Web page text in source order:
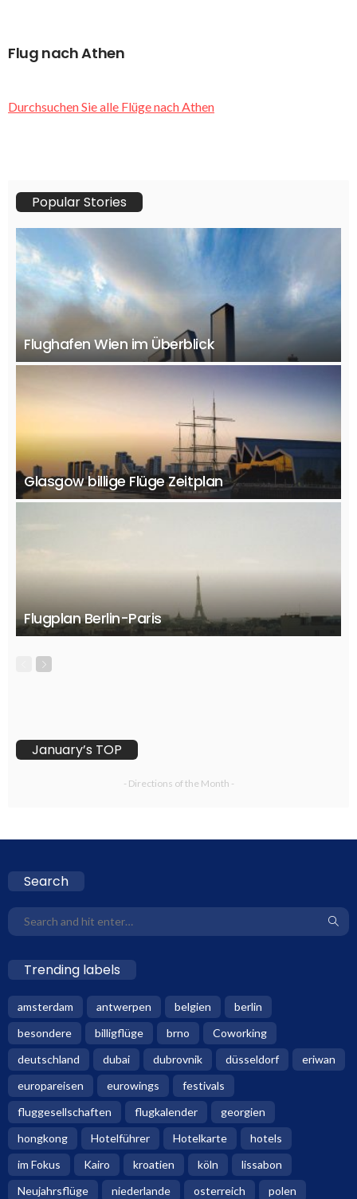
Flug nach Athen
Durchsuchen Sie alle Flüge nach Athen
Popular Stories
Flughafen Wien im Überblick
Glasgow billige Flüge Zeitplan
Flugplan Berlin-Paris
January’s TOP
- Directions of the Month -
Search
Trending labels
amsterdam antwerpen belgien
berlin
besondere
billigflüge brno
Coworking
deutschland
dubai dubrovnik düsseldorf
eriwan
europareisen
eurowings
festivals
fluggesellschaften
flugkalender
georgien
hongkong
Hotelführer Hotelkarte
hotels
im Fokus
Kairo kroatien köln
lissabon
Neujahrsflüge
niederlande osterreich
polen